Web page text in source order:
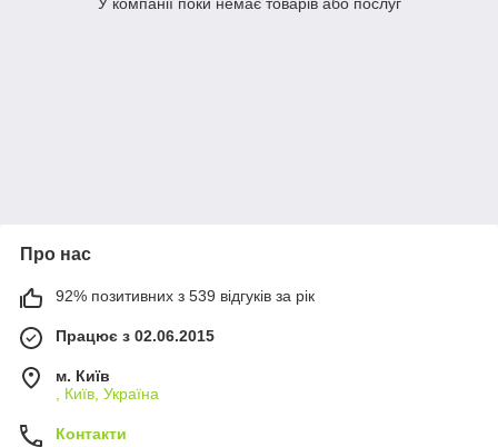
У компанії поки немає товарів або послуг
Про нас
92% позитивних з 539 відгуків за рік
Працює з 02.06.2015
м. Київ
, Київ, Україна
Контакти